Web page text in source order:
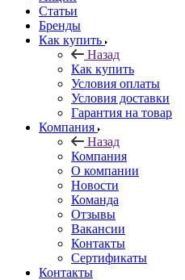
Статьи
Бренды
Как купить
Назад
Как купить
Условия оплаты
Условия доставки
Гарантия на товар
Компания
Назад
Компания
О компании
Новости
Команда
Отзывы
Вакансии
Контакты
Сертификаты
Контакты